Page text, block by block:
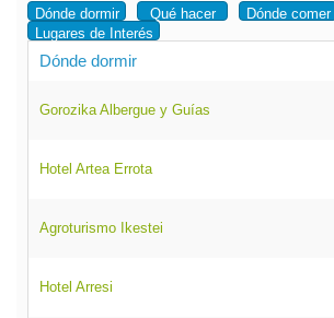
Dónde dormir Qué hacer
Dónde comer
Lugares de Interés
Dónde dormir
Gorozika Albergue y Guías
Hotel Artea Errota
Agroturismo Ikestei
Hotel Arresi